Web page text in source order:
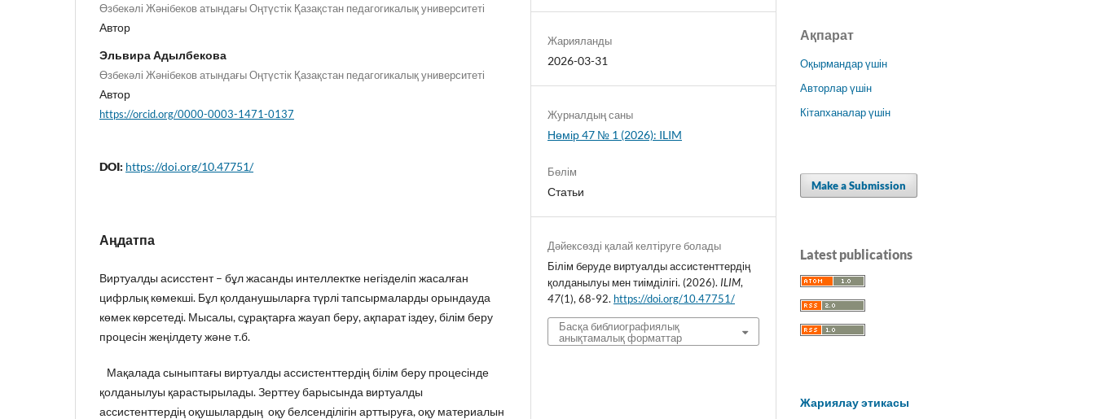
Өзбекәлі Жәнібеков атындағы Оңтүстік Қазақстан педагогикалық университеті
Автор
Эльвира Адылбекова
Өзбекәлі Жәнібеков атындағы Оңтүстік Қазақстан педагогикалық университеті
Автор
https://orcid.org/0000-0003-1471-0137
DOI: https://doi.org/10.47751/
Аңдатпа
Виртуалды асисстент – бұл жасанды интеллектке негізделіп жасалған
цифрлық көмекші. Бұл қолданушыларға түрлі тапсырмаларды орындауда
көмек көрсетеді. Мысалы, сұрақтарға жауап беру, ақпарат іздеу, білім беру
процесін жеңілдету және т.б.
Мақалада сыныптағы виртуалды ассистенттердің білім беру процесінде
қолданылуы қарастырылады. Зерттеу барысында виртуалды
ассистенттердің оқушылардың оқу белсенділігін арттыруға, оқу материалын
Жарияланды
2026-03-31
Журналдың саны
Нөмір 47 № 1 (2026): ILIM
Бөлім
Статьи
Дәйексөзді қалай келтіруге болады
Білім беруде виртуалды ассистенттердің
қолданылуы мен тиімділігі. (2026). ILIM,
47(1), 68-92. https://doi.org/10.47751/
Басқа библиографиялық
анықтамалық форматтар
Ақпарат
Оқырмандар үшін
Авторлар үшін
Кітапханалар үшін
Make a Submission
Latest publications
Жариялау этикасы